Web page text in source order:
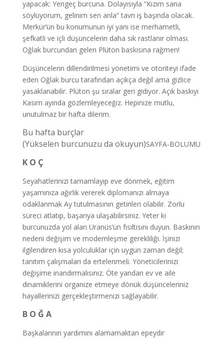
yapacak: Yengeç burcuna. Dolayısıyla “Kızım sana
söylüyorum, gelinim sen anla” tavrı iş başında olacak.
Merkür’ün bu konumunun iyi yanı ise merhametli,
şefkatli ve içli düşüncelerin daha sık rastlanır olması.
Oğlak burcundan gelen Plüton baskısına rağmen!
Düşüncelerin dillendirilmesi yönetimi ve otoriteyi ifade
eden Oğlak burcu tarafından açıkça değil ama gizlice
yasaklanabilir. Plüton şu sıralar geri gidiyor. Açık baskıyı
Kasım ayında gözlemleyeceğiz. Hepinize mutlu,
unutulmaz bir hafta dilerim.
Bu hafta burçlar
(Yükselen burcunuzu da okuyun)SAYFA-BOLUMU
K O Ç
Seyahatlerinizi tamamlayıp eve dönmek, eğitim
yaşamınıza ağırlık vererek diplomanızı almaya
odaklanmak Ay tutulmasının getirileri olabilir. Zorlu
süreci atlatıp, başarıya ulaşabilirsiniz. Yeter ki
burcunuzda yol alan Uranüs’ün fısıltısını duyun. Baskının
nedeni değişim ve modernleşme gerekliliği. İşinizi
ilgilendiren kısa yolculuklar için uygun zaman değil;
tanıtım çalışmaları da ertelenmeli. Yöneticilerinizi
değişime inandırmalısınız. Öte yandan ev ve aile
dinamiklerini organize etmeye dönük düşünceleriniz
hayallerinizi gerçekleştirmenizi sağlayabilir.
B O Ğ A
Başkalarının yardımını alamamaktan epeydir